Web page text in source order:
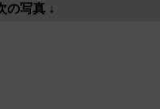
の写真 ↓